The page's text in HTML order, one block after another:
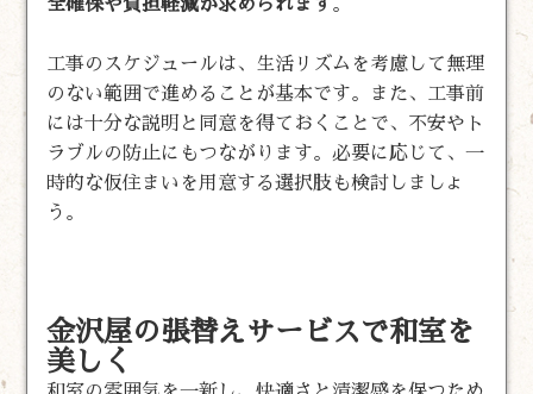
全確保や負担軽減が求められます。
工事のスケジュールは、生活リズムを考慮して無理
のない範囲で進めることが基本です。また、工事前
には十分な説明と同意を得ておくことで、不安やト
ラブルの防止にもつながります。必要に応じて、一
時的な仮住まいを用意する選択肢も検討しましょ
う。
金沢屋の張替えサービスで和室を
美しく